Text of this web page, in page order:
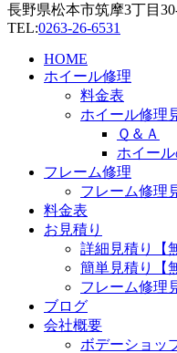
ッ
プ
長野県松本市筑摩3丁目
TEL:0263-26-6531
HOME
ホイール修理
料金表
ホイール修理
Ｑ＆Ａ
ホイー
フレーム修理
フレーム修理
料金表
お見積り
詳細見積り【
簡単見積り【
フレーム修理
ブログ
会社概要
ボデーショッ